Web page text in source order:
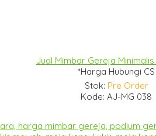
Jual Mimbar Gereja Minimalis
*Harga Hubungi CS
Stok: Pre Order
Kode: AJ-MG 038